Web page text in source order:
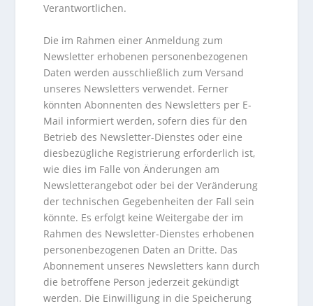
Verantwortlichen.
Die im Rahmen einer Anmeldung zum
Newsletter erhobenen personenbezogenen
Daten werden ausschließlich zum Versand
unseres Newsletters verwendet. Ferner
könnten Abonnenten des Newsletters per E-
Mail informiert werden, sofern dies für den
Betrieb des Newsletter-Dienstes oder eine
diesbezügliche Registrierung erforderlich ist,
wie dies im Falle von Änderungen am
Newsletterangebot oder bei der Veränderung
der technischen Gegebenheiten der Fall sein
könnte. Es erfolgt keine Weitergabe der im
Rahmen des Newsletter-Dienstes erhobenen
personenbezogenen Daten an Dritte. Das
Abonnement unseres Newsletters kann durch
die betroffene Person jederzeit gekündigt
werden. Die Einwilligung in die Speicherung